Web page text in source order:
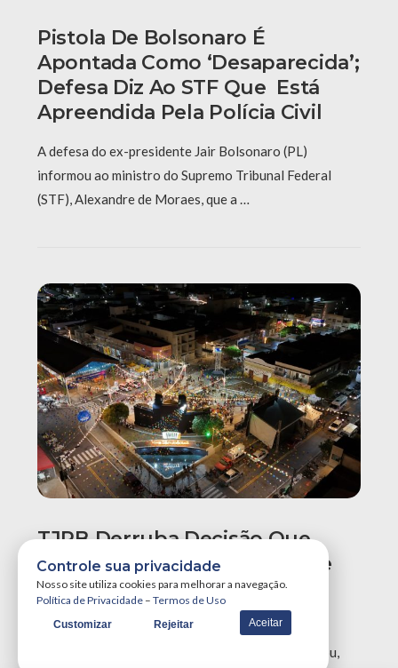
Pistola De Bolsonaro É
Apontada Como ‘desaparecida’;
Defesa Diz Ao STF Que Está
Apreendida Pela Polícia Civil
A defesa do ex-presidente Jair Bolsonaro (PL)
informou ao ministro do Supremo Tribunal Federal
(STF), Alexandre de Moraes, que a …
TJPB Derruba Decisão Que
Determinava A Demolição De
Calçadão E Quiosques No
Centro De Santa Luzia
O Tribunal de Justiça da Paraíba (TJPB) reformou,
Controle sua privacidade
Nosso site utiliza cookies para melhorar a navegação.
Política de Privacidade – Termos de Uso
Customizar Rejeitar Aceitar